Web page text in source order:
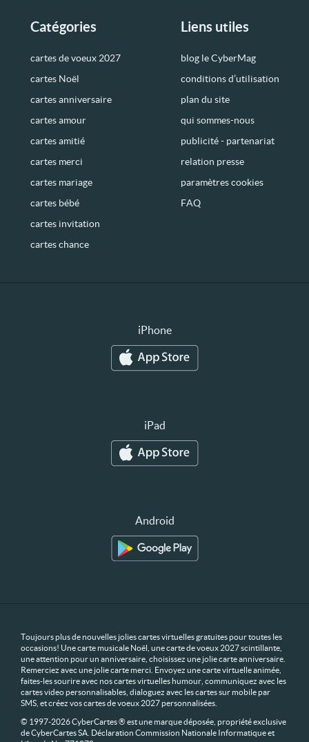
Catégories
cartes de voeux 2027
cartes Noël
cartes anniversaire
cartes amour
cartes amitié
cartes merci
cartes mariage
cartes bébé
cartes invitation
cartes chance
Liens utiles
blog le CyberMag
conditions d’utilisation
plan du site
qui sommes-nous
publicité - partenariat
relation presse
paramètres cookies
FAQ
iPhone
iPad
Android
Toujours plus de nouvelles jolies cartes virtuelles gratuites pour toutes les
occasions! Une carte musicale Noël, une carte de voeux 2027 scintillante,
une attention pour un anniversaire, choisissez une jolie carte anniversaire.
Remerciez avec une jolie carte merci. Envoyez une carte virtuelle animée,
faites-les sourire avec nos cartes virtuelles humour, communiquez avec les
cartes video personnalisables, dialoguez avec les cartes sur mobile par
SMS, et créez vos cartes de voeux 2027 personnalisées.
© 1997-2026 CyberCartes ® est une marque déposée, propriété exclusive
de CyberCartes SA. Déclaration Commission Nationale Informatique et